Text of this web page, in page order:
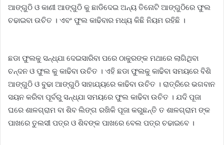
ଆଙ୍ଗୁଠି ଓ କାଣୀ ଆଙ୍ଗୁଠି କୁ ଛାଡିଦେଇ ଅନ୍ୟ ତିନୋଟି ଆଙ୍ଗୁଠିରେ ଫୁଲ
ଚଢାଇବା ଉଚିତ । ଏବଂ ଫୁଲ କାଢିବାର ମଧ୍ୟ କିଛି ନିୟମ ରହିଛି ।
ଛଡା ଫୁଲକୁ ସନ୍ଧ୍ଯା ଦେଇସାରିବା ପରେ ଠାକୁରଙ୍କ ମଥାରେ ଲାଗିଥିବା
ଚନ୍ଦନ ଓ ଫୁଲ କୁ କାଢିବା ଉଚିତ । ଏହି ଛଡା ଫୁଲକୁ କାଢିବା ସମୟରେ ବିଶି
ଆଙ୍ଗୁଠି ଓ ବୁଢା ଆଙ୍ଗୁଠି ସାହାଯ୍ୟରେ କାଢିବା ଉଚିତ । ରାତ୍ରିରେ ଭଗବାନ
ସୟନ କରିବା ପୂର୍ବରୁ ସନ୍ଧ୍ଯା ସମୟରେ ଫୁଲ କାଢିବା ଉଚିତ । ଯଦି ପୂଜା
ଘରେ ଶାଳଗ୍ରାମ ବା ଶିବ ଲିଙ୍ଗ ରଖିକି ପୂଜା କରୁଛନ୍ତି ତ ଶାଳଗ୍ରାମ ଙ୍କ
ପାଖରେ ତୁଲସୀ ପତ୍ର ଓ ଶିବଙ୍କ ପାଖରେ ବେଲ ପତ୍ର ଚଢାଇବେ ।